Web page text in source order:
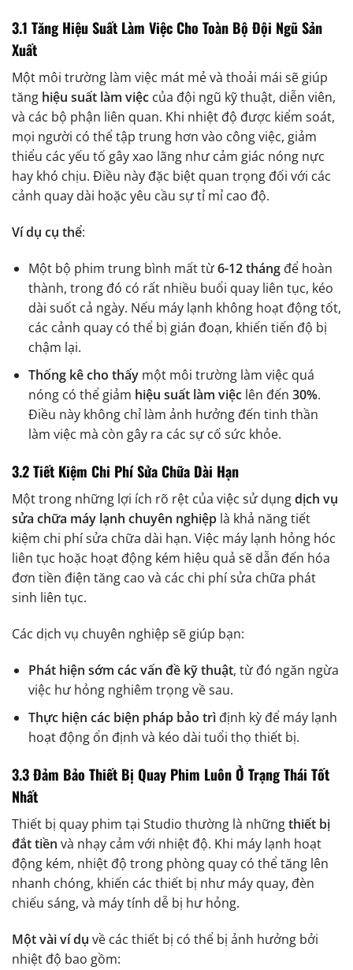
3.1 Tăng Hiệu Suất Làm Việc Cho Toàn Bộ Đội Ngũ Sản
Xuất
Một môi trường làm việc mát mẻ và thoải mái sẽ giúp
tăng hiệu suất làm việc của đội ngũ kỹ thuật, diễn viên,
và các bộ phận liên quan. Khi nhiệt độ được kiểm soát,
mọi người có thể tập trung hơn vào công việc, giảm
thiểu các yếu tố gây xao lãng như cảm giác nóng nực
hay khó chịu. Điều này đặc biệt quan trọng đối với các
cảnh quay dài hoặc yêu cầu sự tỉ mỉ cao độ.
Ví dụ cụ thể:
Một bộ phim trung bình mất từ6-12 thángđể hoàn
thành, trong đó có rất nhiều buổi quay liên tục, kéo
dài suốt cả ngày. Nếu máy lạnh không hoạt động tốt,
các cảnh quay có thể bị gián đoạn, khiến tiến độ bị
chậm lại.
Thống kê cho thấymột môi trường làm việc quá
nóng có thể giảm hiệu suất làm việclên đến 30%.
Điều này không chỉ làm ảnh hưởng đến tinh thần
làm việc mà còn gây ra các sự cố sức khỏe.
3.2 Tiết Kiệm Chi Phí Sửa Chữa Dài Hạn
Một trong những lợi ích rõ rệt của việc sử dụngdịch vụ
sửa chữa máy lạnh chuyên nghiệp là khả năng tiết
kiệm chi phí sửa chữa dài hạn. Việc máy lạnh hỏng hóc
liên tục hoặc hoạt động kém hiệu quả sẽ dẫn đến hóa
đơn tiền điện tăng cao và các chi phí sửa chữa phát
sinh liên tục.
Các dịch vụ chuyên nghiệp sẽ giúp bạn:
Phát hiện sớm các vấn đề kỹ thuật, từ đó ngăn ngừa
việc hư hỏng nghiêm trọng về sau.
Thực hiện các biện pháp bảo trìđịnh kỳ để máy lạnh
hoạt động ổn định và kéo dài tuổi thọ thiết bị.
3.3 Đảm Bảo Thiết Bị Quay Phim Luôn Ở Trạng Thái Tốt
Nhất
Thiết bị quay phim tại Studio thường là nhữngthiết bị
đắt tiền và nhạy cảm với nhiệt độ. Khi máy lạnh hoạt
động kém, nhiệt độ trong phòng quay có thể tăng lên
nhanh chóng, khiến các thiết bị như máy quay, đèn
chiếu sáng, và máy tính dễ bị hư hỏng.
Một vài ví dụ về các thiết bị có thể bị ảnh hưởng bởi
nhiệt độ bao gồm: